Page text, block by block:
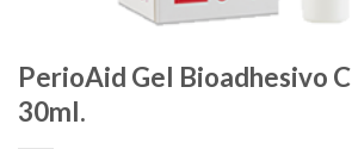
PerioAid Gel Bioadhesivo
30ml.